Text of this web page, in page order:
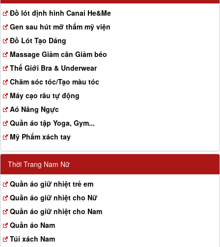
Đồ lót định hình Canai He&Me
Gen sau hút mỡ thẩm mỹ viện
Đồ Lót Tạo Dáng
Massage Giảm cân Giảm béo
Thế Giới Bra & Underwear
Chăm sóc tóc/Tạo màu tóc
Máy cạo râu tự động
Aó Nâng Ngực
Quần áo tập Yoga, Gym...
Mỹ Phẩm xách tay
Thời Trang Nam Nữ
Quần áo giữ nhiệt trẻ em
Quần áo giữ nhiệt cho Nữ
Quần áo giữ nhiệt cho Nam
Quần áo Nam
Túi xách Nam